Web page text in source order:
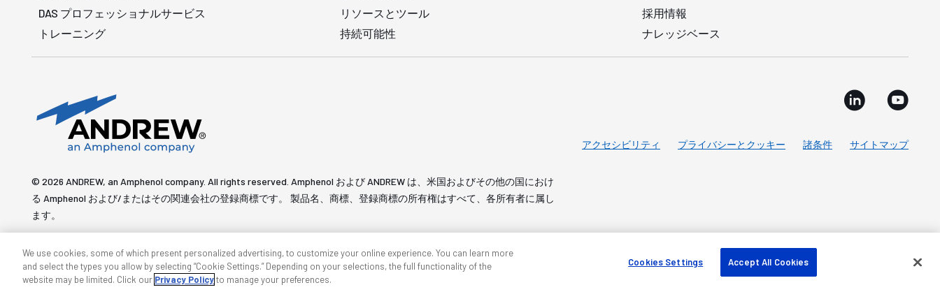
DAS プロフェッショナルサービス
トレーニング
リソースとツール
持続可能性
採用情報
ナレッジベース
© 2026 ANDREW, an Amphenol company. All rights reserved. Amphenol および ANDREW は、米国およびその他の国におけ
る Amphenol および/またはその関連会社の登録商標です。 製品名、商標、登録商標の所有権はすべて、各所有者に属し
ます。
アクセシビリティ プライバシーとクッキー 諸条件 サイトマップ
We use cookies, some of which present personalized advertising, to customize your online experience. You can learn more
and select the types you allow by selecting “Cookie Settings.” Depending on your selections, the full functionality of the
website may be limited. Click our Privacy Policyto manage your preferences.
Cookies Settings Accept All Cookies